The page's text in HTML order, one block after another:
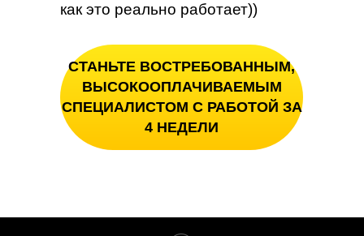
как это реально работает))
СТАНЬТЕ ВОСТРЕБОВАННЫМ,
ВЫСОКООПЛАЧИВАЕМЫМ
СПЕЦИАЛИСТОМ С РАБОТОЙ ЗА
4 НЕДЕЛИ